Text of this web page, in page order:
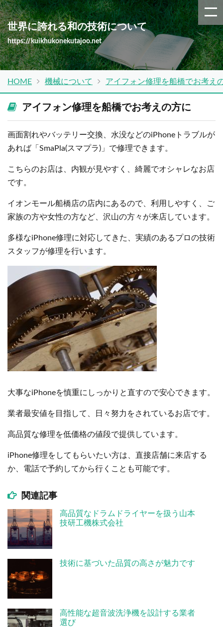
世界に誇れる和の技術について
https://kuikhukonekutajoo.net
HOME 機械について アイフォン修理を船橋でお考え
アイフォン修理を船橋でお考えの方に
画面割れやバッテリー交換、水没などのiPhoneトラブルが
あれば「SmaPla(スマプラ)」で修理できます。
こちらのお店は、内観が見やすく、綺麗でオシャレなお店
です。
イオンモール船橋店の店内にあるので、利用しやすく、ご
家族の方や女性の方など、沢山の方々が来店しています。
多様なiPhone修理に対応してきた、実績のあるプロの技術
スタッフが修理を行います。
大事なiPhoneを慎重にしっかりと直すので安心できます。
業者最安値を目指して、日々努力をされているお店です。
高品質な修理を低価格の値段で提供しています。
iPhone修理をしてもらいたい方は、直接店舗に来店する
か、電話で予約してから行くことも可能です。
関連記事
高品質なドラムドライヤーを扱う山本
技研工機株式会社
技術に基づいた品質の高さが魅力です
高性能な超音波洗浄機を設計する業者
選び